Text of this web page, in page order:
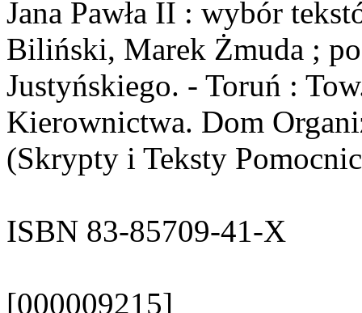
Jana Pawła II : wybór
Biliński, Marek Żmuda ;
Justyńskiego. - Toruń :
Kierownictwa. Dom
(Skrypty i Teksty
ISBN 83-85709-41-X
[000009215]